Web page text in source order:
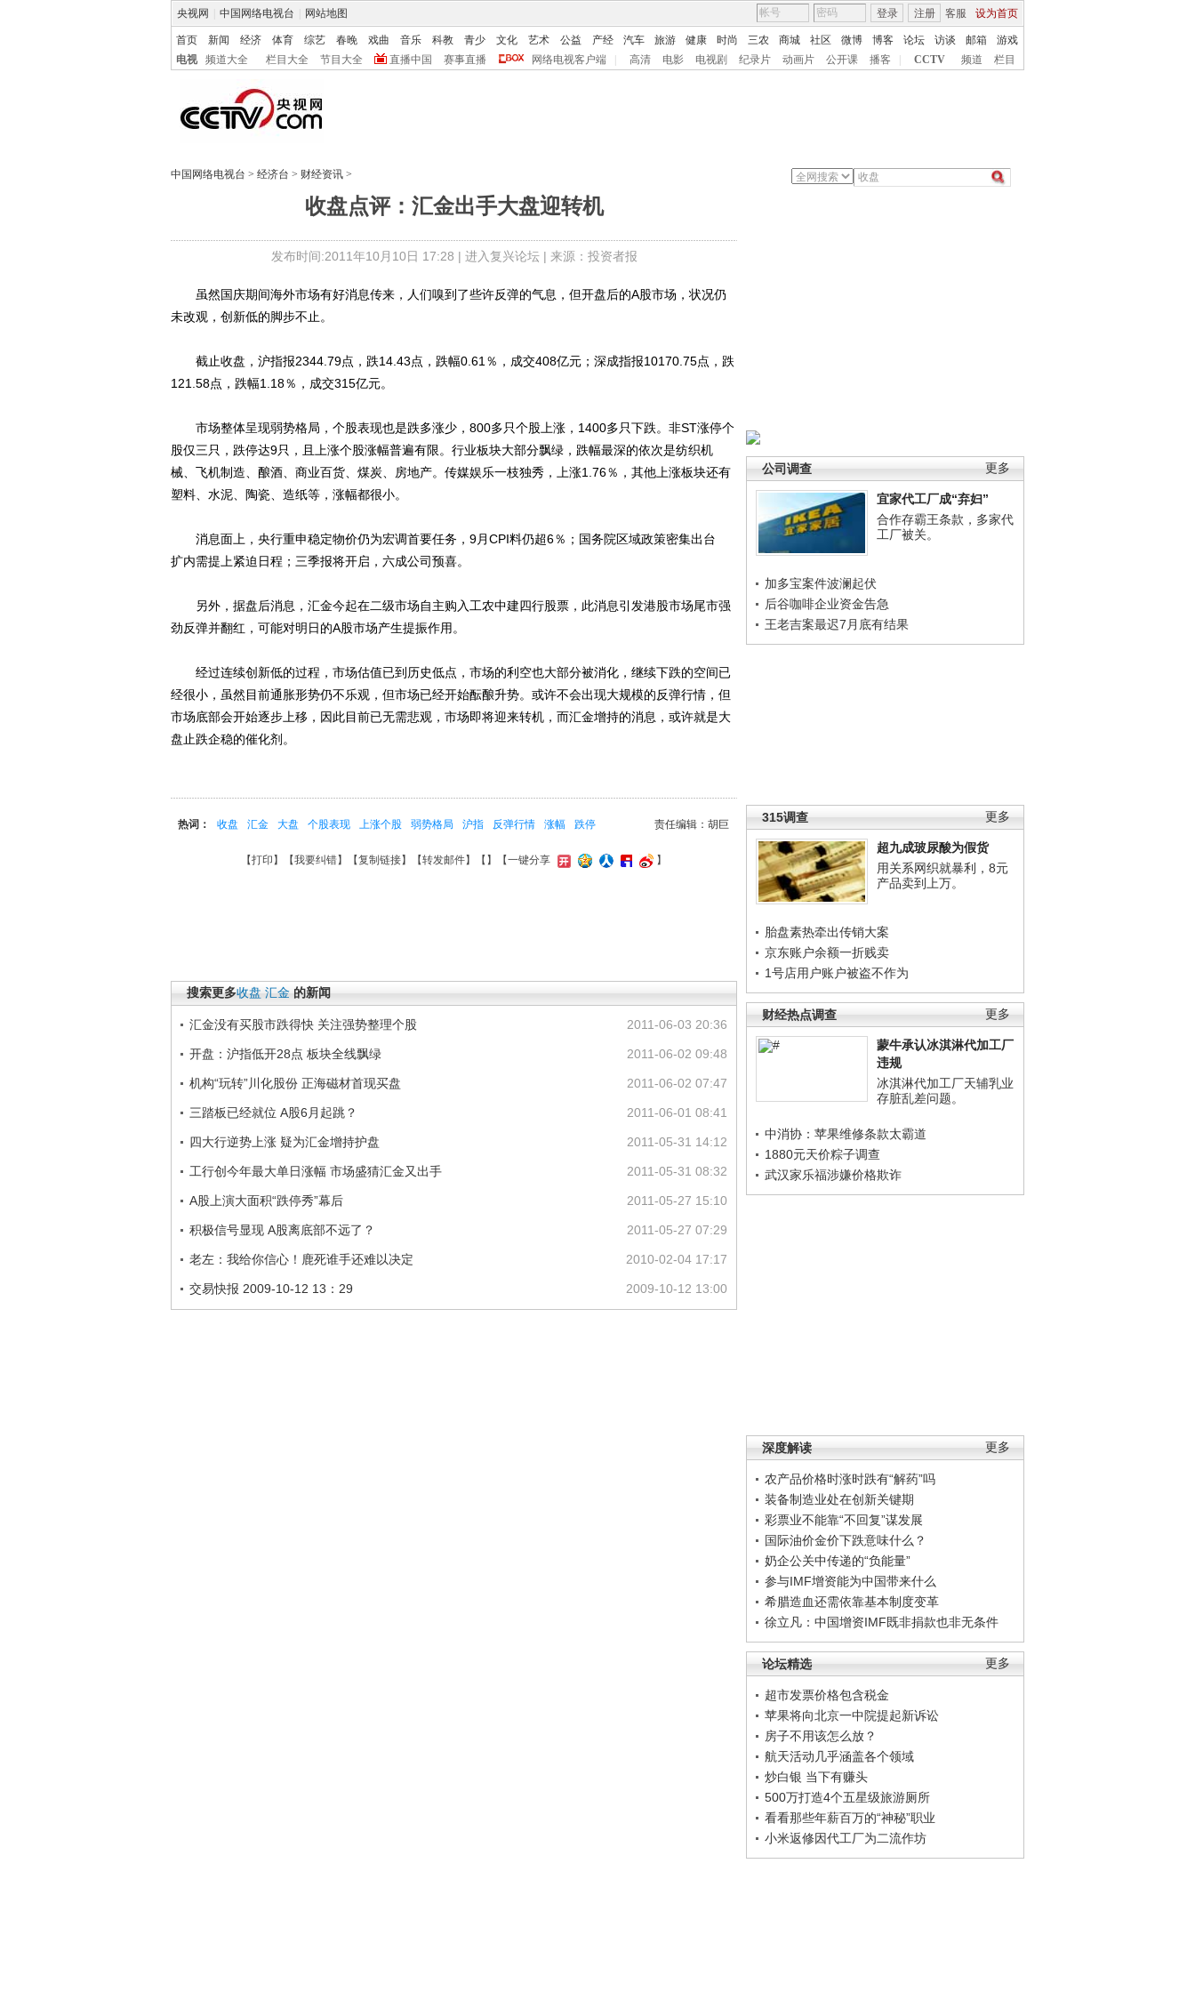
央视网 中国网络电视台 网站地图 客服 设为首页
登录 注册
首页 新闻 经济 体育 综艺 春晚 戏曲 音乐 科教 青少 文化 艺术 公益 产经 汽车 旅游 健康 时尚 三农 商城 社区 微博 博客 论坛 访谈 邮箱
游戏
电视
频道大全 栏目大全 节目大全 直播中国 赛事直播 网络电视客户端 高清 电影 电视剧 纪录片 动画片 公开课 播客 CCTV 频道 栏目
中国网络电视台 > 经济台 > 财经资讯 >
收盘点评：汇金出手大盘迎转机
发布时间:2011年10月10日 17:28 | 进入复兴论坛| 来源：投资者报
更多
公司调查
宜家代工厂成“弃妇”
合作存霸王条款，多家代
工厂被关。
加多宝案件波澜起伏
后谷咖啡企业资金告急
王老吉案最迟7月底有结果
更多
315调查
超九成玻尿酸为假货
用关系网织就暴利，8元
产品卖到上万。
胎盘素热牵出传销大案
京东账户余额一折贱卖
1号店用户账户被盗不作为
更多
财经热点调查
蒙牛承认冰淇淋代加工厂
违规
冰淇淋代加工厂天辅乳业
存脏乱差问题。
中消协：苹果维修条款太霸道
1880元天价粽子调查
武汉家乐福涉嫌价格欺诈
更多
深度解读
农产品价格时涨时跌有“解药”吗
装备制造业处在创新关键期
彩票业不能靠“不回复”谋发展
国际油价金价下跌意味什么？
奶企公关中传递的“负能量”
参与IMF增资能为中国带来什么
希腊造血还需依靠基本制度变革
徐立凡：中国增资IMF既非捐款也非无条件
更多
论坛精选
超市发票价格包含税金
苹果将向北京一中院提起新诉讼
房子不用该怎么放？
航天活动几乎涵盖各个领域
炒白银 当下有赚头
500万打造4个五星级旅游厕所
看看那些年薪百万的“神秘”职业
小米返修因代工厂为二流作坊
虽然国庆期间海外市场有好消息传来，人们嗅到了些许反弹的气息，但开盘后的A股市场，状况仍
未改观，创新低的脚步不止。
截止收盘，沪指报2344.79点，跌14.43点，跌幅0.61％，成交408亿元；深成指报10170.75点，跌
121.58点，跌幅1.18％，成交315亿元。
市场整体呈现弱势格局，个股表现也是跌多涨少，800多只个股上涨，1400多只下跌。非ST涨停个
股仅三只，跌停达9只，且上涨个股涨幅普遍有限。行业板块大部分飘绿，跌幅最深的依次是纺织机
械、飞机制造、酿酒、商业百货、煤炭、房地产。传媒娱乐一枝独秀，上涨1.76％，其他上涨板块还有
塑料、水泥、陶瓷、造纸等，涨幅都很小。
消息面上，央行重申稳定物价仍为宏调首要任务，9月CPI料仍超6％；国务院区域政策密集出台
扩内需提上紧迫日程；三季报将开启，六成公司预喜。
另外，据盘后消息，汇金今起在二级市场自主购入工农中建四行股票，此消息引发港股市场尾市强
劲反弹并翻红，可能对明日的A股市场产生提振作用。
经过连续创新低的过程，市场估值已到历史低点，市场的利空也大部分被消化，继续下跌的空间已
经很小，虽然目前通胀形势仍不乐观，但市场已经开始酝酿升势。或许不会出现大规模的反弹行情，但
市场底部会开始逐步上移，因此目前已无需悲观，市场即将迎来转机，而汇金增持的消息，或许就是大
盘止跌企稳的催化剂。
责任编辑：胡巨
热词： 收盘 汇金 大盘 个股表现 上涨个股 弱势格局 沪指 反弹行情 涨幅 跌停
【打印 】【我要纠错】【复制链接】【转发邮件】【 】 【一键分享 】
搜索更多收盘 汇金 的新闻
2011-06-03 20:36
汇金没有买股市跌得快 关注强势整理个股
2011-06-02 09:48
开盘：沪指低开28点 板块全线飘绿
2011-06-02 07:47
机构“玩转”川化股份 正海磁材首现买盘
2011-06-01 08:41
三踏板已经就位 A股6月起跳？
2011-05-31 14:12
四大行逆势上涨 疑为汇金增持护盘
2011-05-31 08:32
工行创今年最大单日涨幅 市场盛猜汇金又出手
2011-05-27 15:10
A股上演大面积“跌停秀”幕后
2011-05-27 07:29
积极信号显现 A股离底部不远了？
2010-02-04 17:17
老左：我给你信心！鹿死谁手还难以决定
2009-10-12 13:00
交易快报 2009-10-12 13：29